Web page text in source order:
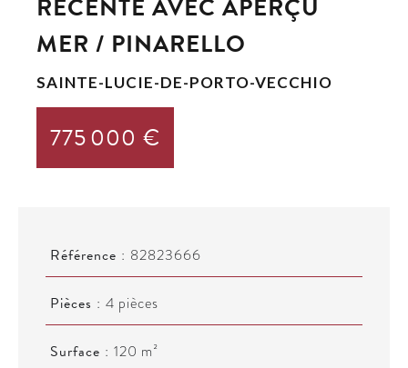
RÉCENTE AVEC APERÇU
MER / PINARELLO
SAINTE-LUCIE-DE-PORTO-VECCHIO
775 000 €
Référence 82823666
Pièces 4 pièces
Surface 120 m²